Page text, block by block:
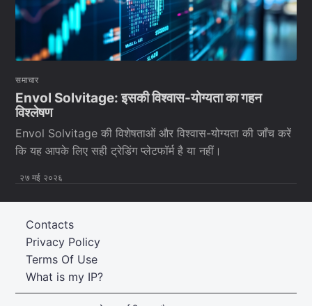
समाचार
Envol Solvitage: इसकी विश्वास-योग्यता का गहन
विश्लेषण
Envol Solvitage की विशेषताओं और विश्वास-योग्यता की जाँच करें
कि यह आपके लिए सही ट्रेडिंग प्लेटफॉर्म है या नहीं।
२७ मई २०२६
What is my IP?
Terms Of Use
Privacy Policy
Contacts